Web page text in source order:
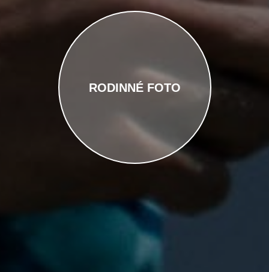
RODINNÉ FOTO